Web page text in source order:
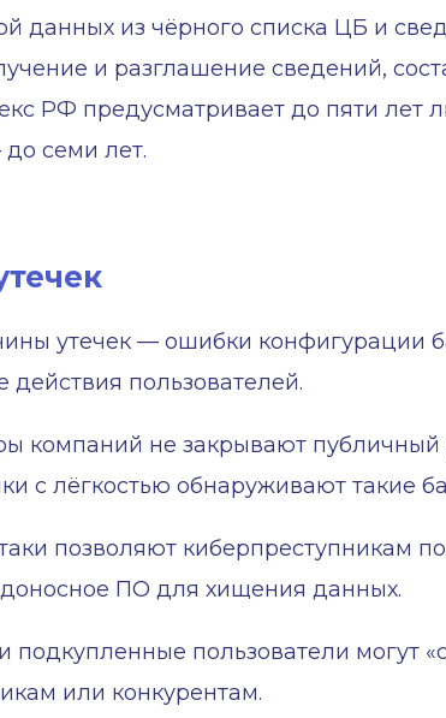
данных из чёрного списка ЦБ и
и разглашение сведений,
РФ предусматривает до пяти лет
семи лет.
утечек — ошибки конфигурации
пользователей.
компаний не закрывают публичный
с лёгкостью обнаруживают
позволяют киберпреступникам
ПО для хищения данных.
пользователи могут
или конкурентам.